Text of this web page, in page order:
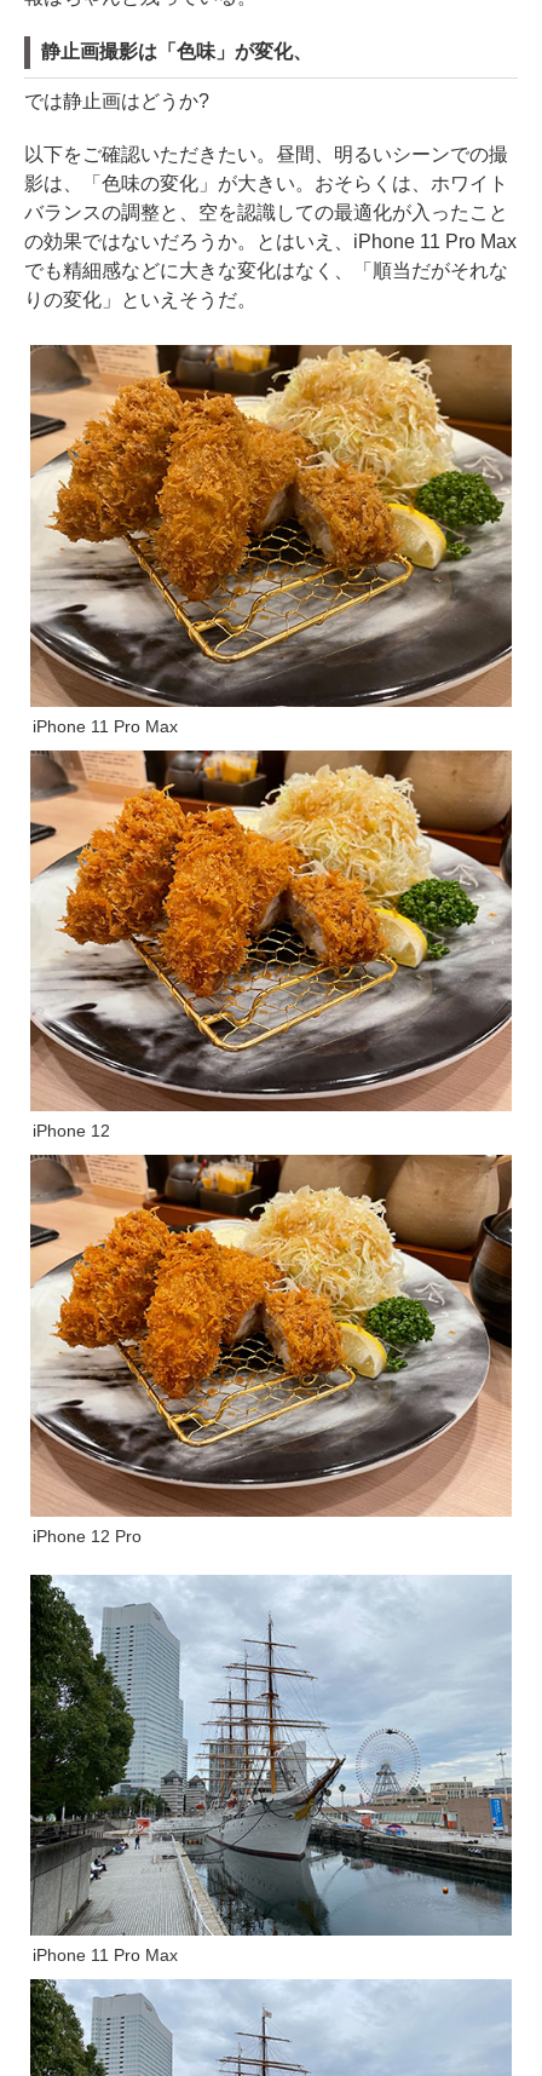
静止画撮影は「色味」が変化、
では静止画はどうか?
以下をご確認いただきたい。昼間、明るいシーンでの撮
影は、「色味の変化」が大きい。おそらくは、ホワイト
バランスの調整と、空を認識しての最適化が入ったこと
の効果ではないだろうか。とはいえ、iPhone 11 Pro Max
でも精細感などに大きな変化はなく、「順当だがそれな
りの変化」といえそうだ。
iPhone 11 Pro Max
iPhone 12
iPhone 12 Pro
iPhone 11 Pro Max